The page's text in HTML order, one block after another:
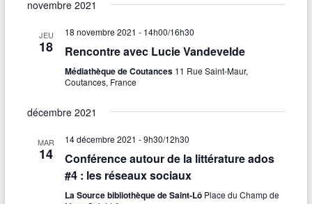
novembre 2021
JEU
18
18 novembre 2021 - 14h00/16h30
Rencontre avec Lucie Vandevelde
Médiathèque de Coutances 11 Rue Saint-Maur,
Coutances, France
décembre 2021
MAR
14
14 décembre 2021 - 9h30/12h30
Conférence autour de la littérature ados
#4 : les réseaux sociaux
La Source bibliothèque de Saint-Lô Place du Champ de